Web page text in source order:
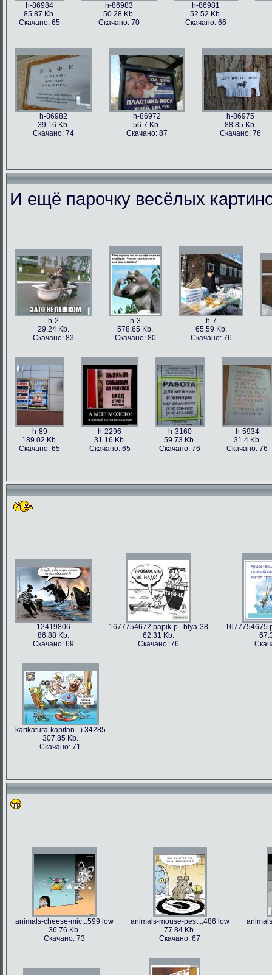
h-86984
85.87 Kb.
Скачано: 65
h-86983
50.28 Kb.
Скачано: 70
h-86981
52.52 Kb.
Скачано: 66
h-86982
39.16 Kb.
Скачано: 74
h-86972
56.7 Kb.
Скачано: 87
h-86975
88.85 Kb.
Скачано: 76
И ещё парочку весёлых
h-2
29.24 Kb.
Скачано: 83
h-3
578.65 Kb.
Скачано: 80
h-7
65.59 Kb.
Скачано: 76
h-89
189.02 Kb.
Скачано: 65
h-2296
31.16 Kb.
Скачано: 65
h-3160
59.73 Kb.
Скачано: 76
h-5934
31.4 Kb.
Скачано: 76
12419806
86.88 Kb.
Скачано: 69
1677754672 papik-p...blya-38
62.31 Kb.
Скачано: 76
1677754675
karikatura-kapitan...) 34285
307.85 Kb.
Скачано: 71
animals-cheese-mic...599 low
36.76 Kb.
Скачано: 73
animals-mouse-pest...486 low
77.84 Kb.
Скачано: 67